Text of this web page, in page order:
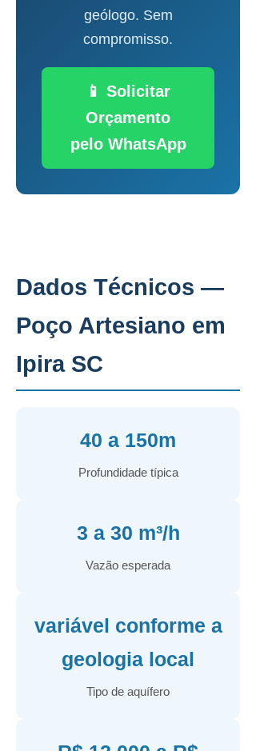
geólogo. Sem
compromisso.
📱 Solicitar
Orçamento
pelo WhatsApp
Dados Técnicos —
Poço Artesiano em
Ipira SC
40 a 150m
Profundidade típica
3 a 30 m³/h
Vazão esperada
variável conforme a
geologia local
Tipo de aquífero